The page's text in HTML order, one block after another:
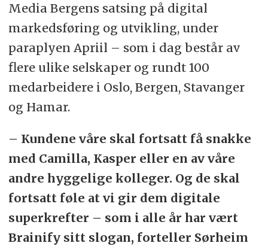
Media Bergens satsing på digital
markedsføring og utvikling, under
paraplyen Apriil – som i dag består av
flere ulike selskaper og rundt 100
medarbeidere i Oslo, Bergen, Stavanger
og Hamar.
– Kundene våre skal fortsatt få snakke
med Camilla, Kasper eller en av våre
andre hyggelige kolleger. Og de skal
fortsatt føle at vi gir dem digitale
superkrefter – som i alle år har vært
Brainify sitt slogan, forteller Sørheim